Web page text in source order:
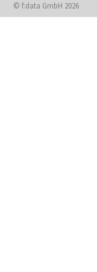
© f:data GmbH 2026